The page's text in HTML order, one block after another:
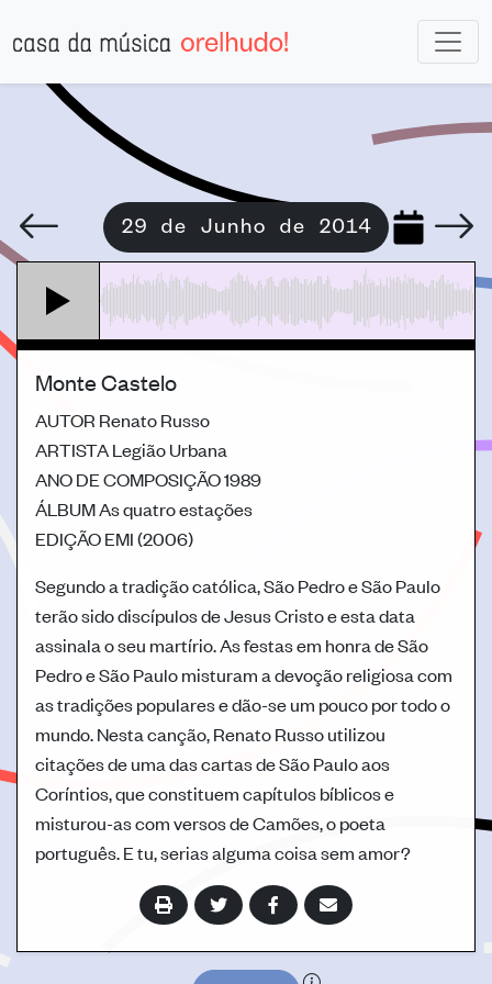
29 de Junho de 2014
Monte Castelo
AUTOR Renato Russo
ARTISTALegião Urbana
ANO DE COMPOSIÇÃO1989
ÁLBUMAs quatro estações
EDIÇÃOEMI (2006)
Segundo a tradição católica, São Pedro e São Paulo
terão sido discípulos de Jesus Cristo e esta data
assinala o seu martírio. As festas em honra de São
Pedro e São Paulo misturam a devoção religiosa com
as tradições populares e dão-se um pouco por todo o
mundo. Nesta canção, Renato Russo utilizou
citações de uma das cartas de São Paulo aos
Coríntios, que constituem capítulos bíblicos e
misturou-as com versos de Camões, o poeta
português. E tu, serias alguma coisa sem amor?